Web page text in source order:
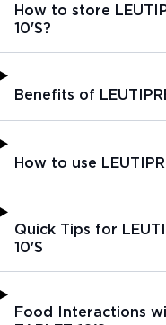
How to store
10'S?
Benefits of
How to use
Quick Tips for
10'S
Food Interactions